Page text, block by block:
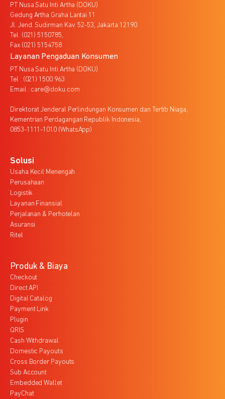
PT Nusa Satu Inti Artha (DOKU)
Gedung Artha Graha Lantai 11
Jl. Jend. Sudirman Kav. 52-53, Jakarta 12190
Tel. (021) 5150785,
Fax (021) 5154758
Layanan Pengaduan Konsumen
PT Nusa Satu Inti Artha (DOKU)
Tel : (021) 1500 963
Email : care@doku.com
Direktorat Jenderal Perlindungan Konsumen dan Tertib Niaga,
Kementrian Perdagangan Republik Indonesia,
0853-1111-1010 (WhatsApp)
Solusi
Usaha Kecil Menengah
Perusahaan
Logistik
Layanan Finansial
Perjalanan & Perhotelan
Asuransi
Ritel
Produk & Biaya
Checkout
Direct API
Digital Catalog
Payment Link
Plugin
QRIS
Cash Withdrawal
Domestic Payouts
Cross Border Payouts
Sub Account
Embedded Wallet
PayChat